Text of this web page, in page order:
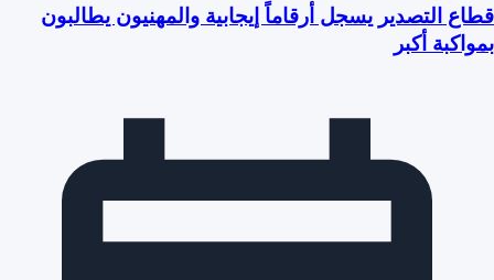
قطاع التصدير يسجل أرقاماً إيجابية والمهنيون يطالبون
بمواكبة أكبر